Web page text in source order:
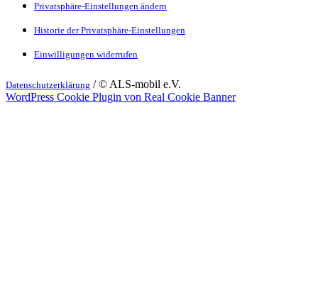
Privatsphäre-Einstellungen ändern
Historie der Privatsphäre-Einstellungen
Einwilligungen widerrufen
Datenschutzerklärung / © ALS-mobil e.V.
WordPress Cookie Plugin von Real Cookie Banner